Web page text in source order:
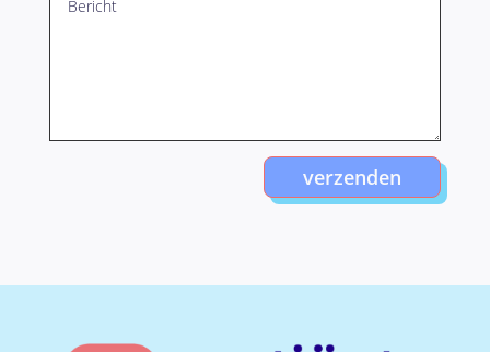
verzenden